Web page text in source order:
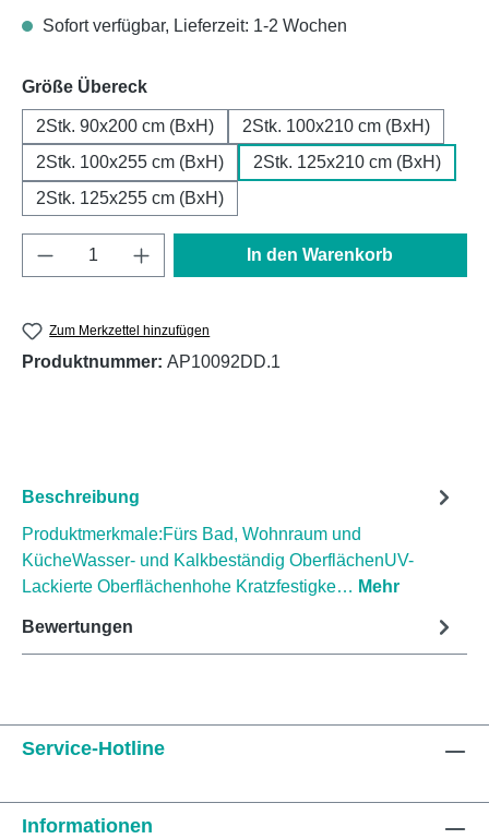
Sofort verfügbar, Lieferzeit: 1-2 Wochen
Größe Übereckauswählen
2Stk. 90x200 cm (BxH)
2Stk. 100x210 cm (BxH)
2Stk. 100x255 cm (BxH)
2Stk. 125x210 cm (BxH)
2Stk. 125x255 cm (BxH)
Produkt Anzahl: Gib den gewünschten
In den Warenkorb
Zum Merkzettel hinzufügen
Produktnummer: AP10092DD.1
Beschreibung
Produktmerkmale:Fürs Bad, Wohnraum und
KücheWasser- und Kalkbeständig OberflächenUV-
Lackierte Oberflächenhohe Kratzfestigke… Mehr
Bewertungen
Service-Hotline
Informationen